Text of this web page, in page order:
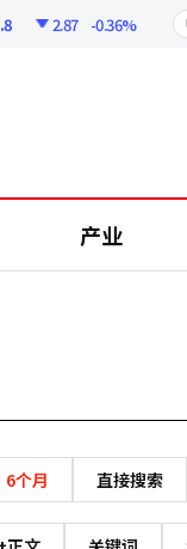
2.87 -0.36%
产业
6个月 直接搜索